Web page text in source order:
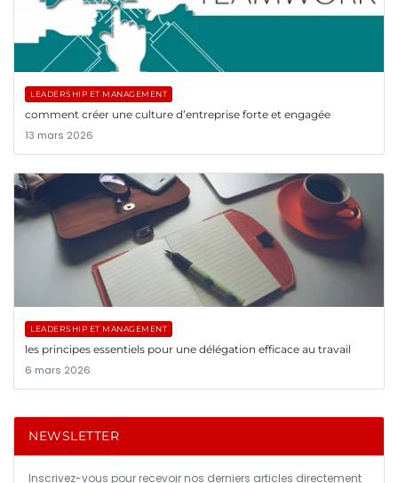
LEADERSHIP ET MANAGEMENT
comment créer une culture d’entreprise forte et engagée
13 mars 2026
LEADERSHIP ET MANAGEMENT
les principes essentiels pour une délégation efficace au travail
6 mars 2026
NEWSLETTER
Inscrivez-vous pour recevoir nos derniers articles directement